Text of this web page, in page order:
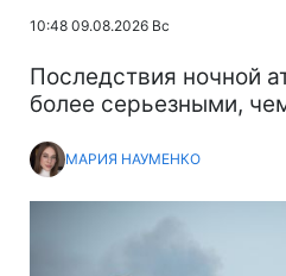
10:48 09.08.2026 Вс
Последствия ночной
более серьезными,
МАРИЯ НАУМЕНКО